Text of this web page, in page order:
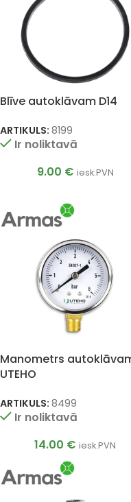
Blīve autoklāvam D14
ARTIKULS: 8199
Ir noliktavā
9.00 € iesk.PVN
Manometrs
UTEHO
ARTIKULS: 8499
Ir noliktavā
14.00 € iesk.PVN